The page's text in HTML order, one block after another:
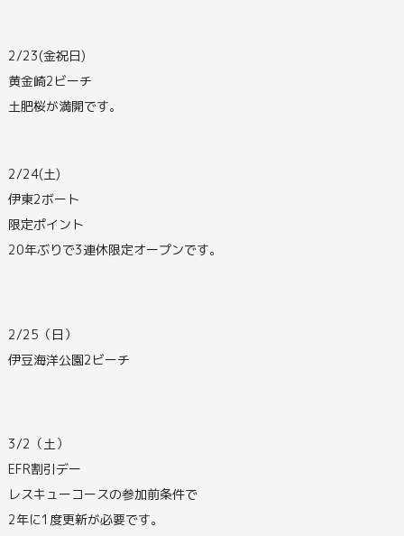
2/23(金祝日)
黄金崎2ビーチ
土肥桜が満開です。
2/24(土)
伊東2ボート
限定ポイント
20年ぶりで3連休限定オープンです。
2/25（日）
伊豆海洋公園2ビーチ
3/2（土）
EFR割引デー
レスキューコースの参加前条件で
2年に1度更新が必要です。